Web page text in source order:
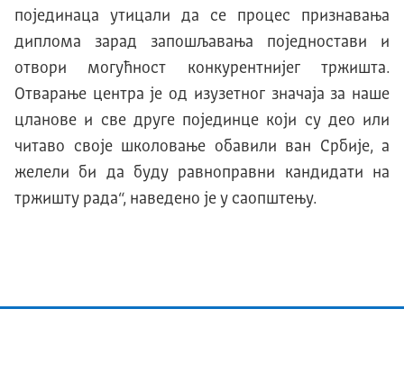
појединаца утицали да се процес признавања
диплома зарад запошљавања поједностави и
отвори могућност конкурентнијег тржишта.
Отварање центра је од изузетног значаја за наше
цланове и све друге појединце који су део или
читаво своје школовање обавили ван Србије, а
желели би да буду равноправни кандидати на
тржишту рада“, наведено је у саопштењу.